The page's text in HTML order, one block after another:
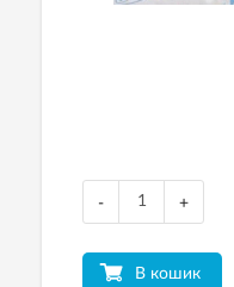
- +
В кошик